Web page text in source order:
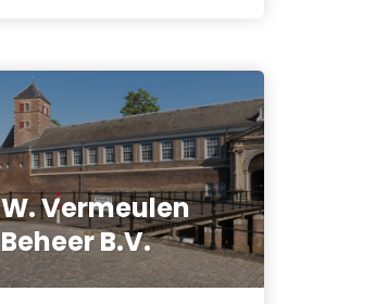
W. Vermeulen
Beheer B.V.